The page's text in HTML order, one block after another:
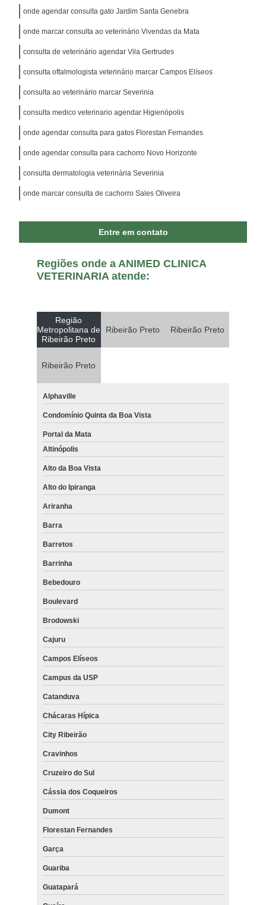
onde agendar consulta gato Jardim Santa Genebra
onde marcar consulta ao veterinário Vivendas da Mata
consulta de veterinário agendar Vila Gertrudes
consulta oftalmologista veterinário marcar Campos Elíseos
consulta ao veterinário marcar Severinia
consulta medico veterinario agendar Higienópolis
onde agendar consulta para gatos Florestan Fernandes
onde agendar consulta para cachorro Novo Horizonte
consulta dermatologia veterinária Severinia
onde marcar consulta de cachorro Sales Oliveira
Entre em contato
Regiões onde a ANIMED CLINICA
VETERINARIA atende:
Região
Metropolitana de
Ribeirão Preto
Ribeirão Preto Ribeirão Preto
Ribeirão Preto
Alphaville
Condomínio Quinta da Boa Vista
Portal da Mata
Altinópolis
Alto da Boa Vista
Alto do Ipiranga
Ariranha
Barra
Barretos
Barrinha
Bebedouro
Boulevard
Brodowski
Cajuru
Campos Elíseos
Campus da USP
Catanduva
Chácaras Hípica
City Ribeirão
Cravinhos
Cruzeiro do Sul
Cássia dos Coqueiros
Dumont
Florestan Fernandes
Garça
Guariba
Guatapará